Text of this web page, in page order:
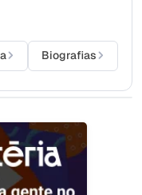
Biografias